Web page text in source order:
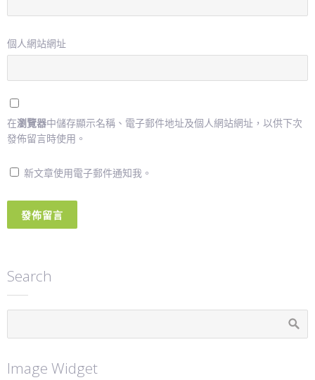
個人網站網址
在瀏覽器中儲存顯示名稱、電子郵件地址及個人網站網址，以供下次
發佈留言時使用。
新文章使用電子郵件通知我。
Search
Image Widget